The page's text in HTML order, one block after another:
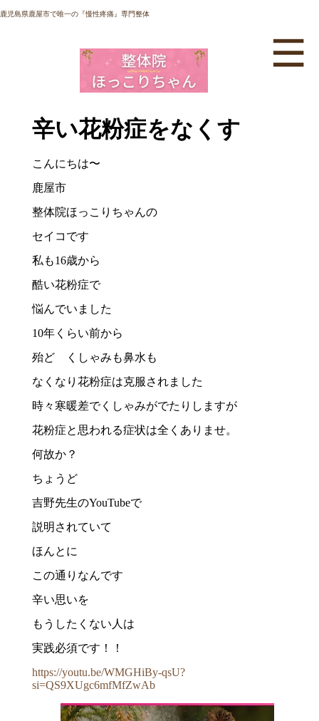
鹿児島県鹿屋市で唯一の『慢性疼痛』専門整体
辛い花粉症をなくす
こんにちは〜
鹿屋市
整体院ほっこりちゃんの
セイコです
私も16歳から
酷い花粉症で
悩んでいました
10年くらい前から
殆ど くしゃみも鼻水も
なくなり花粉症は克服されました
時々寒暖差でくしゃみがでたりしますが
花粉症と思われる症状は全くありませ。
何故か？
ちょうど
吉野先生のYouTubeで
説明されていて
ほんとに
この通りなんです
辛い思いを
もうしたくない人は
実践必須です！！
https://youtu.be/WMGHiBy-qsU?
si=QS9XUgc6mfMfZwAb